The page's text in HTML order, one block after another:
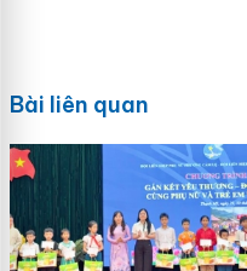
Bài liên quan